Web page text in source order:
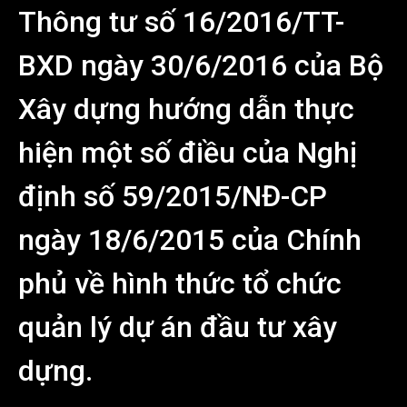
Thông tư số 16/2016/TT-
BXD ngày 30/6/2016 của Bộ
Xây dựng hướng dẫn thực
hiện một số điều của Nghị
định số 59/2015/NĐ-CP
ngày 18/6/2015 của Chính
phủ về hình thức tổ chức
quản lý dự án đầu tư xây
dựng.